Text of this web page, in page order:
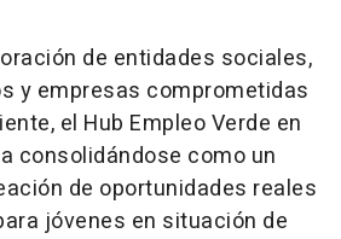
de entidades sociales,
y empresas comprometidas
el Hub Empleo Verde en
consolidándose como un
de oportunidades reales
jóvenes en situación de